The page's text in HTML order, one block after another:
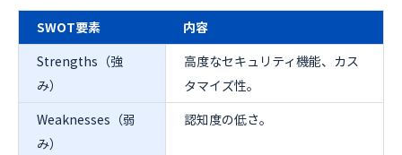
SWOT要素
内容
Strengths（強
み）
高度なセキュリティ機能、カス
タマイズ性。
Weaknesses（弱
み）
認知度の低さ。